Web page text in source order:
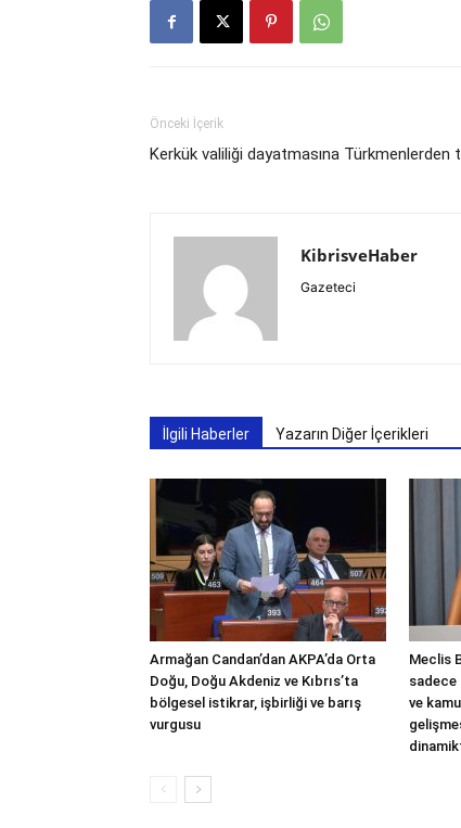
Önceki İçerik
Kerkük valiliği dayatmasına Türkmenlerden
KibrisveHaber
Gazeteci
İlgili Haberler Yazarın Diğer İçerikleri
Armağan Candan’dan AKPA’da Orta
Doğu, Doğu Akdeniz ve Kıbrıs’ta
bölgesel istikrar, işbirliği ve barış
vurgusu
Meclis
sadece
ve